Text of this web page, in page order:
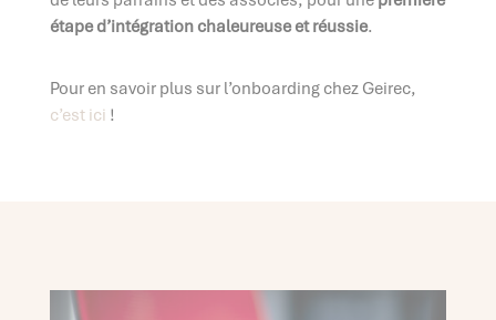
étape d’intégration chaleureuse et réussie.
Pour en savoir plus sur l’onboarding chez Geirec,
c’est ici !